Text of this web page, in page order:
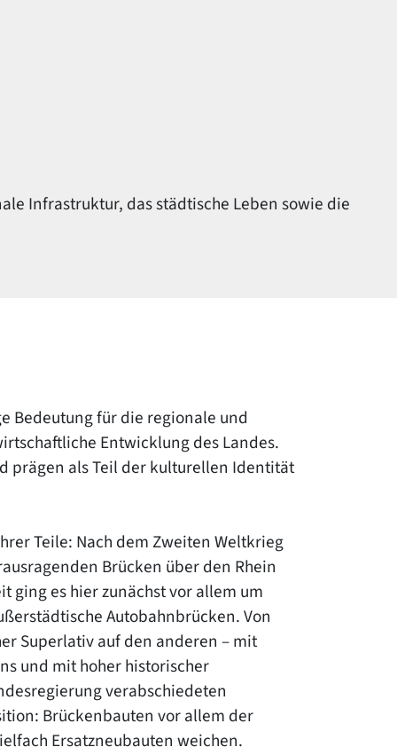
Infrastruktur, das städtische Leben sowie die
Bedeutung für die regionale und
Entwicklung des Landes.
prägen als Teil der kulturellen Identität
Teile: Nach dem Zweiten Weltkrieg
Brücken über den Rhein
ging es hier zunächst vor allem um
Autobahnbrücken. Von
Superlativ auf den anderen – mit
und mit hoher historischer
verabschiedeten
Brückenbauten vor allem der
Ersatzneubauten weichen.